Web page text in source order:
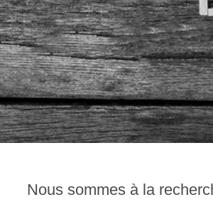
Nous sommes à la